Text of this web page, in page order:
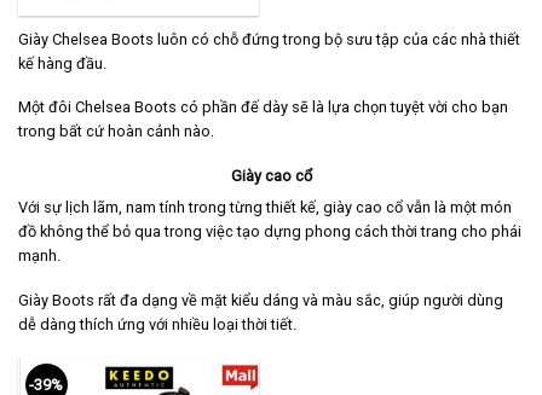
Giày Chelsea Boots luôn có chỗ đứng trong bộ sưu tập của các nhà thiết
kế hàng đầu.
Một đôi Chelsea Boots có phần đế dày sẽ là lựa chọn tuyệt vời cho bạn
trong bất cứ hoàn cảnh nào.
Giày cao cổ
Với sự lịch lãm, nam tính trong từng thiết kế, giày cao cổ vẫn là một món
đồ không thể bỏ qua trong việc tạo dựng phong cách thời trang cho phái
mạnh.
Giày Boots rất đa dạng về mặt kiểu dáng và màu sắc, giúp người dùng
dễ dàng thích ứng với nhiều loại thời tiết.
-39%